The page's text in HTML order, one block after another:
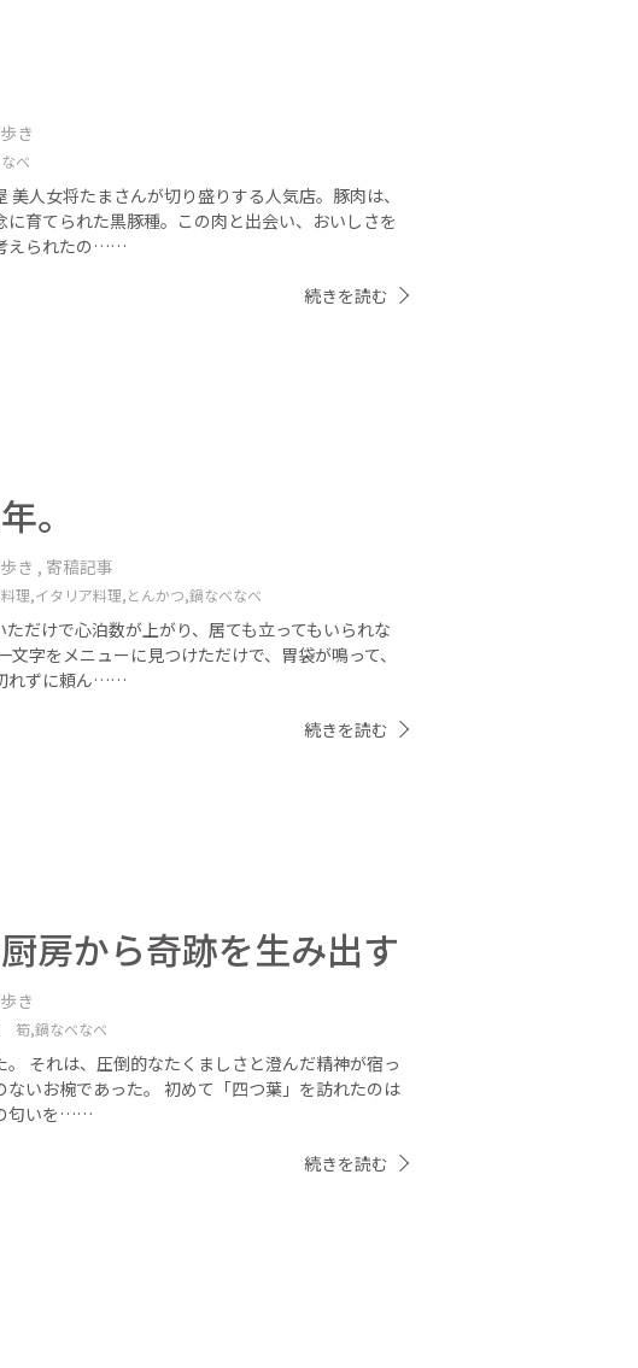
き
べ
人女将たまさんが切り盛りする人気店。豚肉は、
に育てられた黒豚種。この肉と出会い、おいしさを
えられたの……
続きを読む
。
き , 寄稿記事
理,イタリア料理,とんかつ,鍋なべなべ
ただけで心泊数が上がり、居ても立ってもいられな
文字をメニューに見つけただけで、胃袋が鳴って、
れずに頼ん……
続きを読む
房から奇跡を生み出す
き
筍,鍋なべなべ
。 それは、圧倒的なたくましさと澄んだ精神が宿っ
ないお椀であった。 初めて「四つ葉」を訪れたのは
匂いを……
続きを読む